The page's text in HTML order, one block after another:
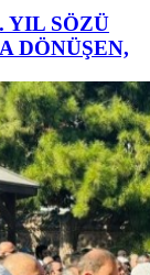
YIL SÖZÜ
DÖNÜŞEN,